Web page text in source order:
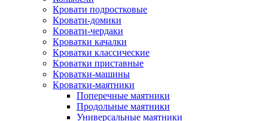
Кровати подростковые
Кровати-домики
Кровати-чердаки
Кроватки качалки
Кроватки классические
Кроватки приставные
Кроватки-машины
Кроватки-маятники
Поперечные маятники
Продольные маятники
Универсальные маятники